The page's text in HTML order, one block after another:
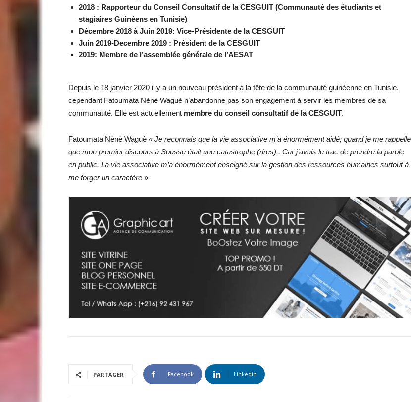
2018 : Rapporteur du Conseil Consultatif de la CESGUIT (Communauté des étudiants et
stagiaires Guinéens en Tunisie)
Décembre 2018 à Juin 2019: Vice-Présidente de la CESGUIT
Juin 2019-Decembre 2019 : Président de la CESGUIT
2019: Membre de l’assemblée générale de l’AESAT
Depuis le 18 janvier 2020 il y a un nouveau président à la tête de la communauté guinéenne en Tunisie,
cependant Fatoumata Nènè Waguè n’abandonne pas son engagement à servir les membres de sa
communauté. Elle est actuellement membre du conseil consultatif de la CESGUIT.
Fatoumata Nènè Waguè « Je reconnais que la vie associative m’a énormément aidé; quand je me rappelle
que mon premier discours à Sousse était une catastrophe (rires) . Car j’avais le trac de prendre la parole
en public. La vie associative m’a énormément enseigné sur la gestion des ressources humaines surtout à
me forger un caractère »
PARTAGER Facebook Linkedin